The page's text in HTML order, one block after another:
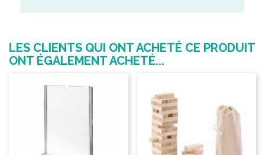
LES CLIENTS QUI ONT ACHETÉ CE PRODUIT
ONT ÉGALEMENT ACHETÉ...